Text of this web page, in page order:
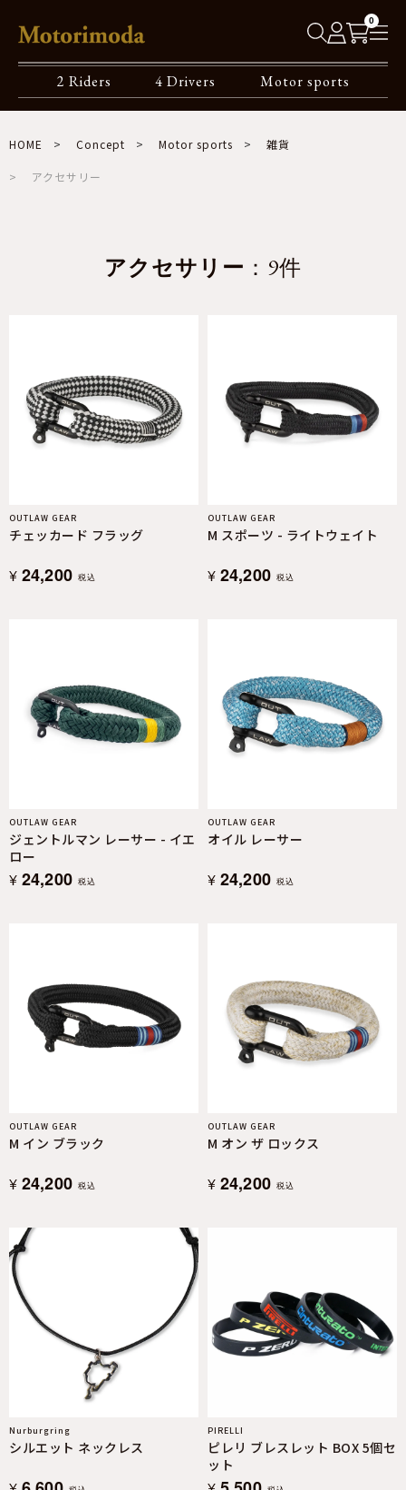
0
2 Riders 4 Drivers Motor sports
HOME Concept Motor sports 雑貨
アクセサリー
アクセサリー ：9件
OUTLAW GEAR
チェッカード フラッグ
¥ 24,200 税込
OUTLAW GEAR
M スポーツ - ライトウェイト
¥ 24,200 税込
OUTLAW GEAR
ジェントルマン レーサー - イエ
ロー
¥ 24,200 税込
OUTLAW GEAR
オイル レーサー
¥ 24,200 税込
OUTLAW GEAR
M イン ブラック
¥ 24,200 税込
OUTLAW GEAR
M オン ザ ロックス
¥ 24,200 税込
Nurburgring
シルエット ネックレス
PIRELLI
ピレリ ブレスレット BOX 5個セ
ット